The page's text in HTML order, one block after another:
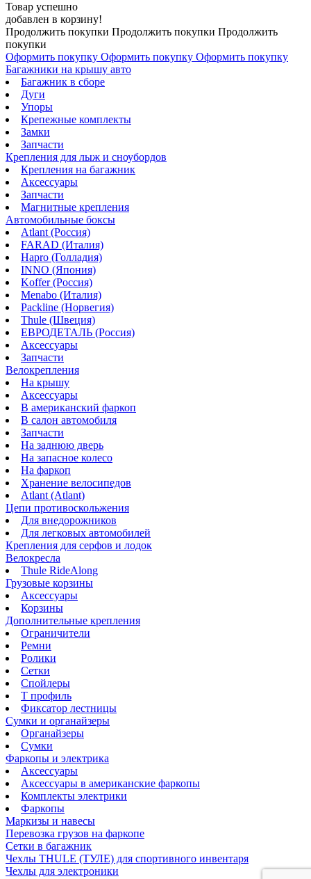
Товар успешно
добавлен в корзину!
Продолжить покупки Продолжить покупки Продолжить
покупки
Оформить покупку Оформить покупку Оформить покупку
Багажники на крышу авто
Багажник в сборе
Дуги
Упоры
Крепежные комплекты
Замки
Запчасти
Крепления для лыж и сноубордов
Крепления на багажник
Аксессуары
Запчасти
Магнитные крепления
Автомобильные боксы
Atlant (Россия)
FARAD (Италия)
Hapro (Голладия)
INNO (Япония)
Koffer (Россия)
Menabo (Италия)
Packline (Норвегия)
Thule (Швеция)
ЕВРОДЕТАЛЬ (Россия)
Аксессуары
Запчасти
Велокрепления
На крышу
Аксессуары
В американский фаркоп
В салон автомобиля
Запчасти
На заднюю дверь
На запасное колесо
На фаркоп
Хранение велосипедов
Atlant (Atlant)
Цепи противоскольжения
Для внедорожников
Для легковых автомобилей
Крепления для серфов и лодок
Велокресла
Thule RideAlong
Грузовые корзины
Аксессуары
Корзины
Дополнительные крепления
Ограничители
Ремни
Ролики
Сетки
Спойлеры
Т профиль
Фиксатор лестницы
Сумки и органайзеры
Органайзеры
Сумки
Фаркопы и электрика
Аксессуары
Аксессуары в американские фаркопы
Комплекты электрики
Фаркопы
Маркизы и навесы
Перевозка грузов на фаркопе
Сетки в багажник
Чехлы THULE (ТУЛЕ) для спортивного инвентаря
Чехлы для электроники